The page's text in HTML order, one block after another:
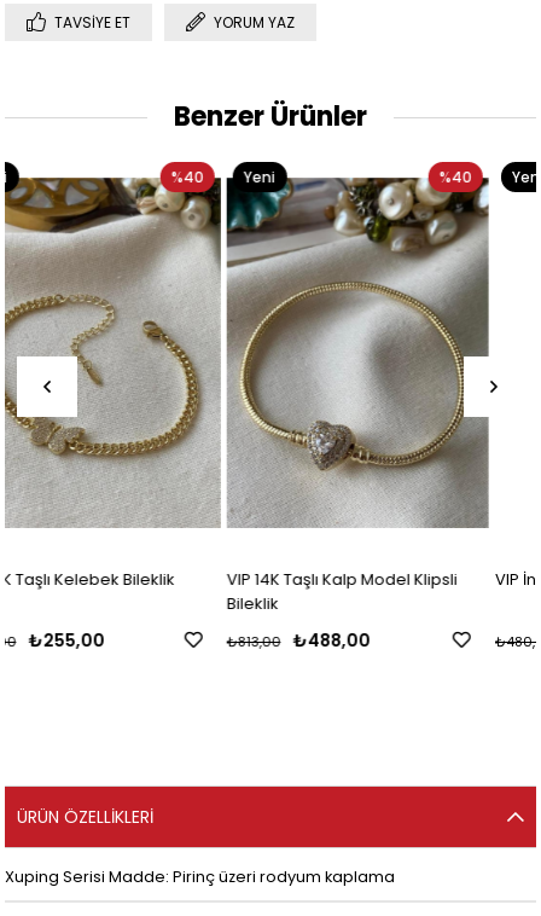
TAVSIYE ET YORUM YAZ
Benzer Ürünler
VIP 14K Taşlı Kalp Model Klipsli
₺488,00
₺813,00
%40
Yeni
Ürün
VIP İnce Silver Suyolu Bileklik
₺295,00
₺480,00
%39
Yeni
Ürün
ÜRÜN ÖZELLIKLERI
Xuping Serisi Madde: Pirinç üzeri rodyum kaplama